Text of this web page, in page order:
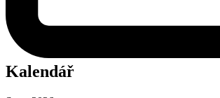
Kalendář